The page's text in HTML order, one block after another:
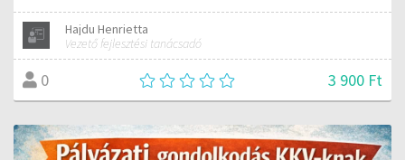
Hajdu Henrietta
Vezető fejlesztési tanácsadó
0 3 900 Ft